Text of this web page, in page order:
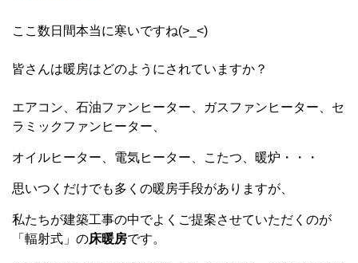
ここ数日間本当に寒いですね(>_<)
皆さんは暖房はどのようにされていますか？
エアコン、石油ファンヒーター、ガスファンヒーター、セ
ラミックファンヒーター、
オイルヒーター、電気ヒーター、こたつ、暖炉・・・
思いつくだけでも多くの暖房手段がありますが、
私たちが建築工事の中でよくご提案させていただくのが
「輻射式」の床暖房です。